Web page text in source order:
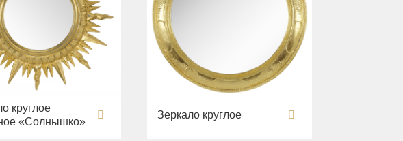
круглое
«Солнышко»
Зеркало круглое